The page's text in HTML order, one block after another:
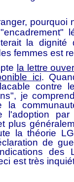
pourquoi
la dignité
femmes est
la lettre
ici.
contre
je
la
l'adoption par
plus
la théorie
de
des
est très